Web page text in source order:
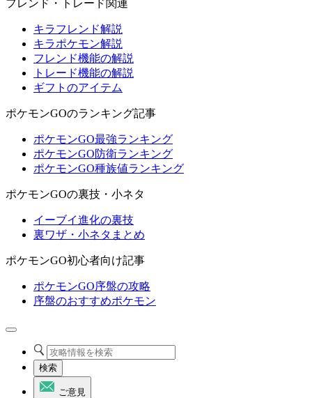
フレンド・トレード関連
キラフレンド解説
キラポケモン解説
フレンド機能の解説
トレード機能の解説
ギフトのアイテム
ポケモンGOのランキング記事
ポケモンGO最強ランキング
ポケモンGO防衛ランキング
ポケモンGO種族値ランキング
ポケモンGOの裏技・小ネタ
イーブイ進化の裏技
裏ワザ・小ネタまとめ
ポケモンGO初心者向け記事
ポケモンGO序盤の攻略
序盤のおすすめポケモン
検索
ご意見